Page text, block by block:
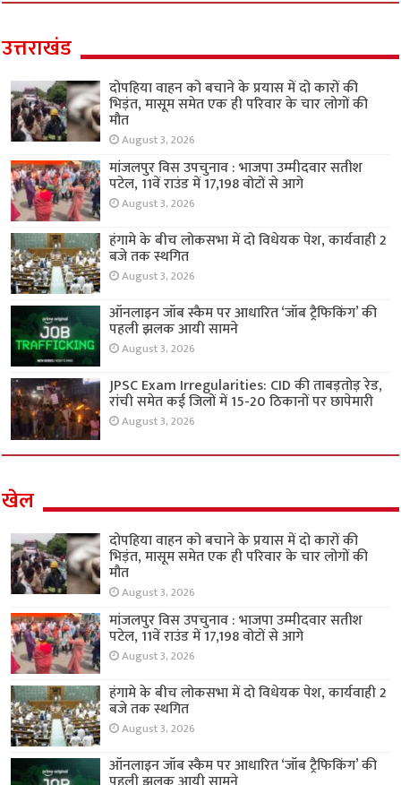
उत्तराखंड
दोपहिया वाहन को बचाने के प्रयास में दो कारों की
भिड़ंत, मासूम समेत एक ही परिवार के चार लोगों की
मौत
August 3, 2026
मांजलपुर विस उपचुनाव : भाजपा उम्मीदवार सतीश
पटेल, 11वें राउंड में 17,198 वोटों से आगे
August 3, 2026
हंगामे के बीच लोकसभा में दो विधेयक पेश, कार्यवाही 2
बजे तक स्थगित
August 3, 2026
ऑनलाइन जॉब स्कैम पर आधारित ‘जॉब ट्रैफिकिंग’ की
पहली झलक आयी सामने
August 3, 2026
JPSC Exam Irregularities: CID की ताबड़तोड़ रेड,
रांची समेत कई जिलों में 15-20 ठिकानों पर छापेमारी
August 3, 2026
खेल
दोपहिया वाहन को बचाने के प्रयास में दो कारों की
भिड़ंत, मासूम समेत एक ही परिवार के चार लोगों की
मौत
August 3, 2026
मांजलपुर विस उपचुनाव : भाजपा उम्मीदवार सतीश
पटेल, 11वें राउंड में 17,198 वोटों से आगे
August 3, 2026
हंगामे के बीच लोकसभा में दो विधेयक पेश, कार्यवाही 2
बजे तक स्थगित
August 3, 2026
ऑनलाइन जॉब स्कैम पर आधारित ‘जॉब ट्रैफिकिंग’ की